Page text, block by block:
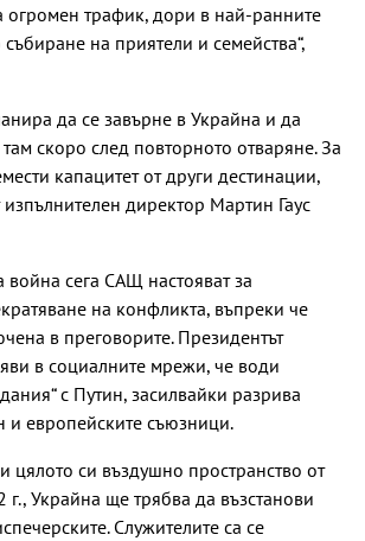
огромен трафик, дори в най-ранните
на приятели и семейства“,
да се завърне в Украйна и да
скоро след повторното отваряне. За
капацитет от други дестинации,
директор Мартин Гаус
сега САЩ настояват за
на конфликта, въпреки че
в преговорите. Президентът
в социалните мрежи, че води
с Путин, засилвайки разрива
и европейските съюзници.
цялото си въздушно пространство от
г., Украйна ще трябва да възстанови
Служителите са се